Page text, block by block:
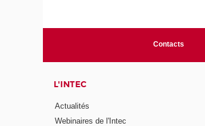
Contacts
L'INTEC
Actualités
Webinaires de l'Intec